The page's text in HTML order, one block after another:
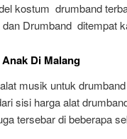
kostum drumband
Drumband ditempat
Di Malang
musik untuk
sisi harga alat
tersebar di beberapa